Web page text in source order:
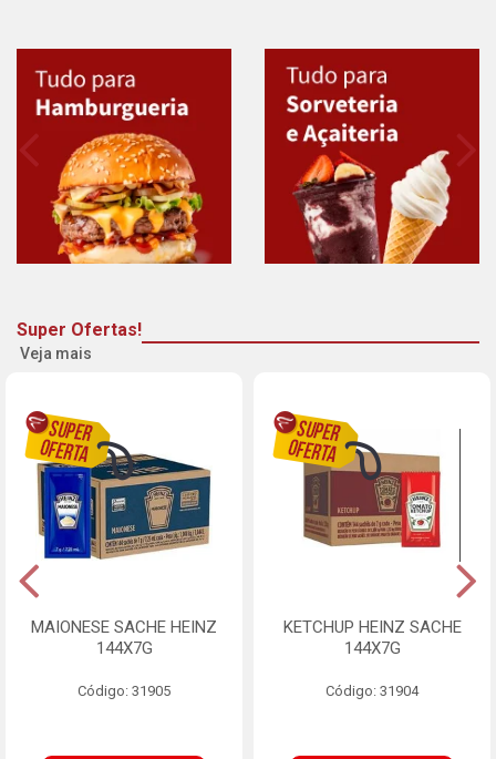
Super Ofertas!
Veja mais
MAIONESE SACHE HEINZ
144X7G
Código: 31905
KETCHUP HEINZ SACHE
144X7G
Código: 31904